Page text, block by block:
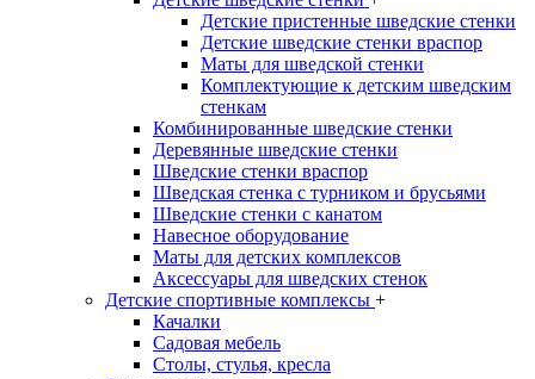
Детские пристенные шведские стенки
Детские шведские стенки враспор
Маты для шведской стенки
Комплектующие к детским шведским
стенкам
Комбинированные шведские стенки
Деревянные шведские стенки
Шведские стенки враспор
Шведская стенка с турником и брусьями
Шведские стенки с канатом
Навесное оборудование
Маты для детских комплексов
Аксессуары для шведских стенок
Детские спортивные комплексы +
Качалки
Садовая мебель
Столы, стулья, кресла